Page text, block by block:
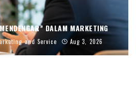
DALAM MARKETING
and Service Aug 3, 2026